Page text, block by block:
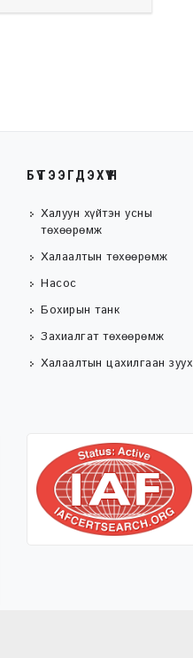
БҮТЭЭГДЭХҮҮН
Халуун хүйтэн усны
төхөөрөмж
Халаалтын төхөөрөмж
Насос
Бохирын танк
Захиалгат төхөөрөмж
Халаалтын цахилгаан зуух